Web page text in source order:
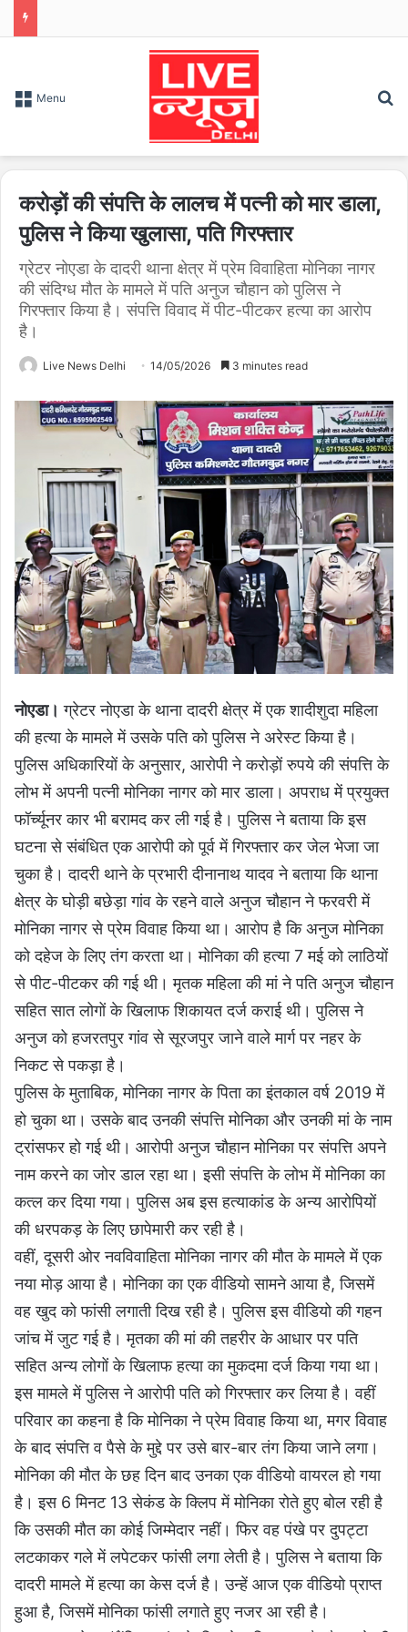
Menu
करोड़ों की संपत्ति के लालच में पत्नी को मार डाला,
पुलिस ने किया खुलासा, पति गिरफ्तार
ग्रेटर नोएडा के दादरी थाना क्षेत्र में प्रेम विवाहिता मोनिका नागर
की संदिग्ध मौत के मामले में पति अनुज चौहान को पुलिस ने
गिरफ्तार किया है। संपत्ति विवाद में पीट-पीटकर हत्या का आरोप
है।
Live News Delhi 14/05/2026 3 minutes read
नोएडा। ग्रेटर नोएडा के थाना दादरी क्षेत्र में एक शादीशुदा महिला
की हत्या के मामले में उसके पति को पुलिस ने अरेस्ट किया है।
पुलिस अधिकारियों के अनुसार, आरोपी ने करोड़ों रुपये की संपत्ति के
लोभ में अपनी पत्नी मोनिका नागर को मार डाला। अपराध में प्रयुक्त
फॉर्च्यूनर कार भी बरामद कर ली गई है। पुलिस ने बताया कि इस
घटना से संबंधित एक आरोपी को पूर्व में गिरफ्तार कर जेल भेजा जा
चुका है। दादरी थाने के प्रभारी दीनानाथ यादव ने बताया कि थाना
क्षेत्र के घोड़ी बछेड़ा गांव के रहने वाले अनुज चौहान ने फरवरी में
मोनिका नागर से प्रेम विवाह किया था। आरोप है कि अनुज मोनिका
को दहेज के लिए तंग करता था। मोनिका की हत्या 7 मई को लाठियों
से पीट-पीटकर की गई थी। मृतक महिला की मां ने पति अनुज चौहान
सहित सात लोगों के खिलाफ शिकायत दर्ज कराई थी। पुलिस ने
अनुज को हजरतपुर गांव से सूरजपुर जाने वाले मार्ग पर नहर के
निकट से पकड़ा है।
पुलिस के मुताबिक, मोनिका नागर के पिता का इंतकाल वर्ष 2019 में
हो चुका था। उसके बाद उनकी संपत्ति मोनिका और उनकी मां के नाम
ट्रांसफर हो गई थी। आरोपी अनुज चौहान मोनिका पर संपत्ति अपने
नाम करने का जोर डाल रहा था। इसी संपत्ति के लोभ में मोनिका का
कत्ल कर दिया गया। पुलिस अब इस हत्याकांड के अन्य आरोपियों
की धरपकड़ के लिए छापेमारी कर रही है।
वहीं, दूसरी ओर नवविवाहिता मोनिका नागर की मौत के मामले में एक
नया मोड़ आया है। मोनिका का एक वीडियो सामने आया है, जिसमें
वह खुद को फांसी लगाती दिख रही है। पुलिस इस वीडियो की गहन
जांच में जुट गई है। मृतका की मां की तहरीर के आधार पर पति
सहित अन्य लोगों के खिलाफ हत्या का मुकदमा दर्ज किया गया था।
इस मामले में पुलिस ने आरोपी पति को गिरफ्तार कर लिया है। वहीं
परिवार का कहना है कि मोनिका ने प्रेम विवाह किया था, मगर विवाह
के बाद संपत्ति व पैसे के मुद्दे पर उसे बार-बार तंग किया जाने लगा।
मोनिका की मौत के छह दिन बाद उनका एक वीडियो वायरल हो गया
है। इस 6 मिनट 13 सेकंड के क्लिप में मोनिका रोते हुए बोल रही है
कि उसकी मौत का कोई जिम्मेदार नहीं। फिर वह पंखे पर दुपट्टा
लटकाकर गले में लपेटकर फांसी लगा लेती है। पुलिस ने बताया कि
दादरी मामले में हत्या का केस दर्ज है। उन्हें आज एक वीडियो प्राप्त
हुआ है, जिसमें मोनिका फांसी लगाते हुए नजर आ रही है।